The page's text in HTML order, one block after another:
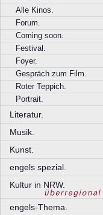
Alle Kinos.
Forum.
Coming soon.
Festival.
Foyer.
Gespräch zum Film.
Roter Teppich.
Portrait.
Literatur.
Musik.
Kunst.
engels spezial.
Kultur in NRW.
engels-Thema.